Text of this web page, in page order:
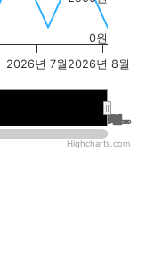
2026년 7월 2026년 8월
2026년…
2026년…
0원
Highcharts.com